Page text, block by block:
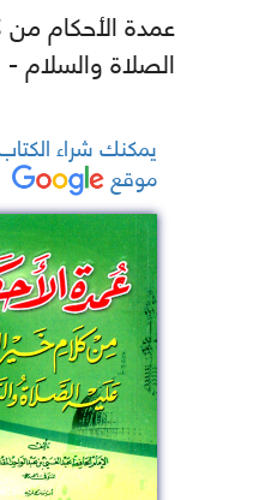
عمدة الأحكام من
الصلاة والسلام -
يمكنك شراء
موقع